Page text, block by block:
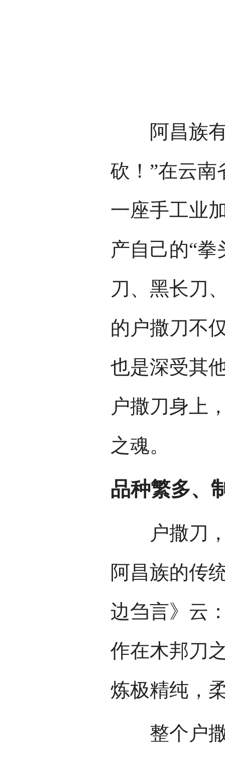
阿昌族有
砍！”在云
一座手工业
产自己的“
刀、黑长刀
的户撒刀不
也是深受其
户撒刀身上
之魂。
品种繁多、
户撒刀，
阿昌族的传
边刍言》云
作在木邦刀
炼极精纯，
整个户撒